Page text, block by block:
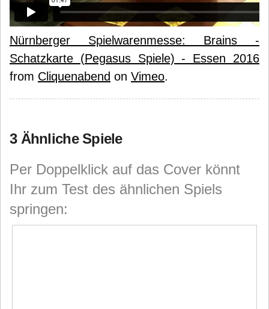
Nürnberger Spielwarenmesse: Brains -
Schatzkarte (Pegasus Spiele) - Essen 2016
from Cliquenabend on Vimeo.
3 Ähnliche Spiele
Per Doppelklick auf das Cover könnt
Ihr zum Test des ähnlichen Spiels
springen: